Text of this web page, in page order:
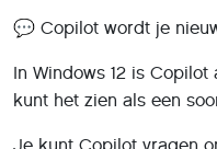
💬 Copilot wordt je
In Windows 12 is
kunt het zien als een